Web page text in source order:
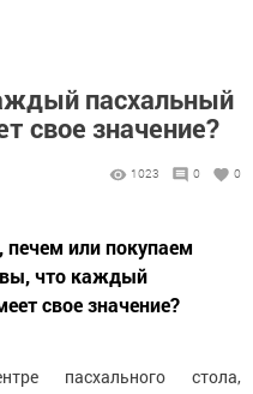
пасхальный
свое значение?
1023 0 0
или покупаем
вы, что каждый
свое значение?
пасхального стола,